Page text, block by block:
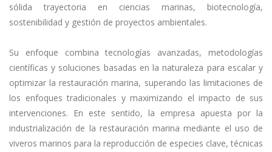
sólida trayectoria en ciencias marinas, biotecnología,
sostenibilidad y gestión de proyectos ambientales.
Su enfoque combina tecnologías avanzadas, metodologías
científicas y soluciones basadas en la naturaleza para escalar y
optimizar la restauración marina, superando las limitaciones de
los enfoques tradicionales y maximizando el impacto de sus
intervenciones. En este sentido, la empresa apuesta por la
industrialización de la restauración marina mediante el uso de
viveros marinos para la reproducción de especies clave, técnicas